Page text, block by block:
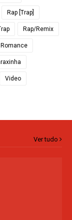
Rap [Trap]
Rap/Remix
Romance
Video
Ver tudo